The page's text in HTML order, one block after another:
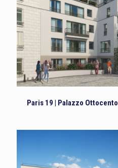
Paris 19 | Palazzo Ottocento